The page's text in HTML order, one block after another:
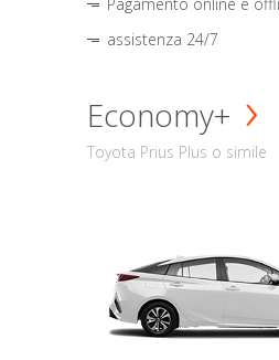
assistenza 24/7
Economy+
Toyota Prius Plus o simile